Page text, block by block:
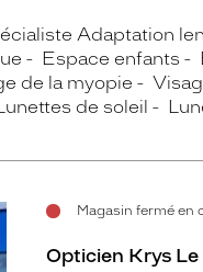
Adaptation
Espace enfants
de la myopie
de soleil
Magasin fermé en
Opticien Krys Le